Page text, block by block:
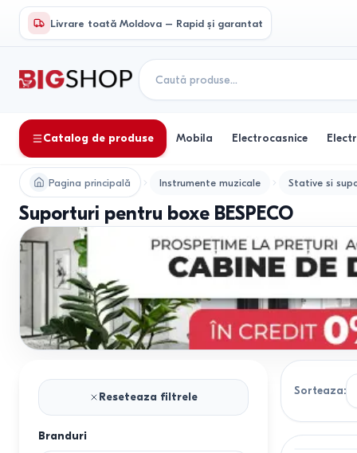
Livrare toată Moldova – Rapid și garantat
Catalog de produse Mobila Electrocasnice
Pagina principală Instrumente muzicale Stative si
Suporturi pentru boxe BESPECO
Reseteaza filtrele
Branduri
Sorteaza: